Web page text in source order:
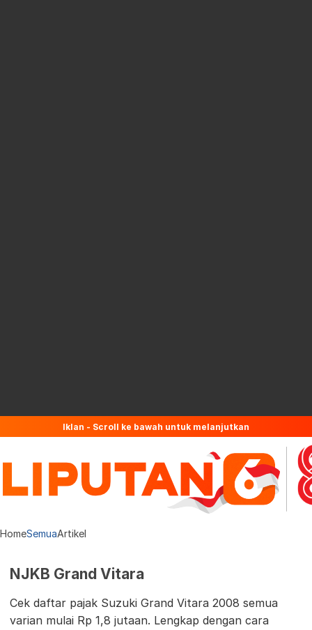
Iklan - Scroll ke bawah untuk melanjutkan
HomeSemuaArtikel
NJKB Grand Vitara
Cek daftar pajak Suzuki Grand Vitara 2008 semua
varian mulai Rp 1,8 jutaan. Lengkap dengan cara